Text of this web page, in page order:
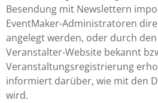
Besendung mit Newslettern
EventMaker-Administratoren
angelegt werden, oder durch
Veranstalter-Website bekannt
Veranstaltungsregistrierung
informiert darüber, wie mit den
wird.